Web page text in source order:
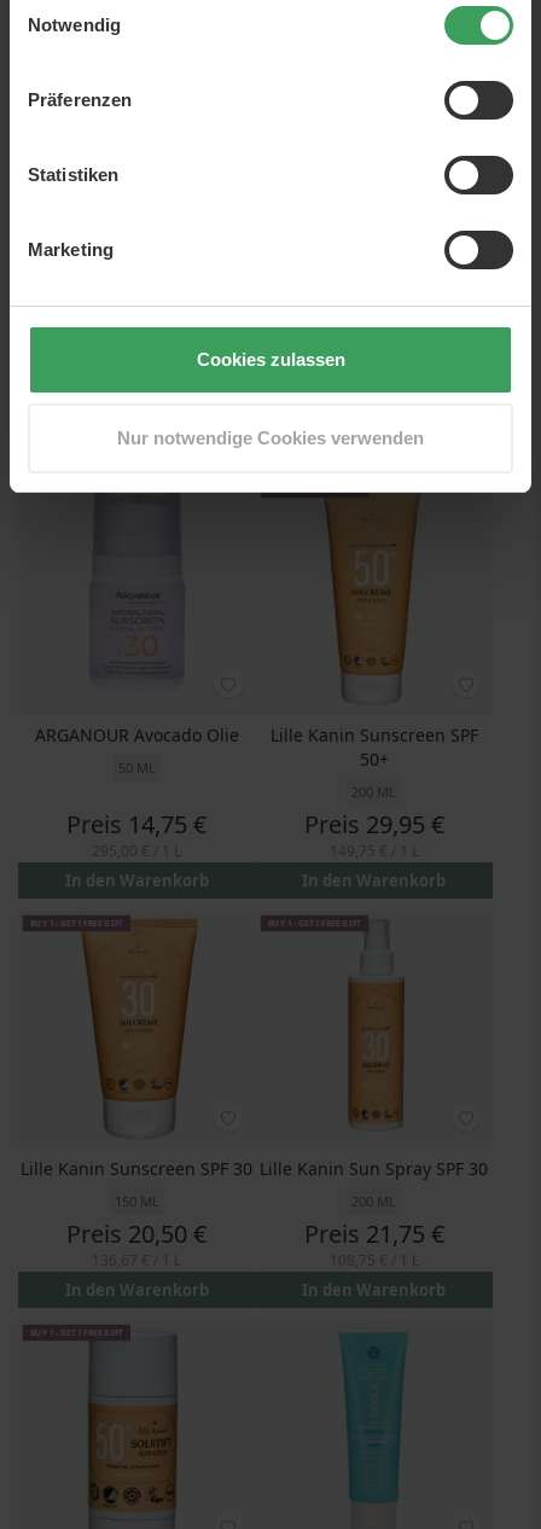
Notwendig
Präferenzen
Statistiken
Marketing
Cookies zulassen
Nur notwendige Cookies verwenden
In den Warenkorb In den Warenkorb
Coola Skinny Dip Sheer
Mineral Lipux SPF 30
Preis22,75 €
In den Warenkorb
Coola Classic Sunscreen
Stick Tropical Coconut
Preis26,75 €
In den Warenkorb
ARGANOUR Avocado Olie
50 ML
Preis 14,75 €
In den Warenkorb
BUY 1 - GET 1 FREE GIFT
Lille Kanin Sunscreen SPF
50+
200 ML
Preis 29,95 €
In den Warenkorb
BUY 1 - GET 1 FREE GIFT
Lille Kanin Sunscreen SPF 30
150 ML
Preis 20,50 €
In den Warenkorb
BUY 1 - GET 1 FREE GIFT
Lille Kanin Sun Spray SPF 30
200 ML
Preis 21,75 €
In den Warenkorb
BUY 1 - GET 1 FREE GIFT